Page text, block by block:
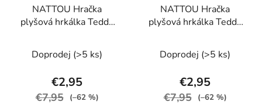
NATTOU Hračka
plyšová hrkálka Teddy
Doprodej (>5 ks)
€2,95
€7,95 (–62 %)
NATTOU Hračka
plyšová hrkálka Teddy
Doprodej (>5 ks)
€2,95
€7,95 (–62 %)